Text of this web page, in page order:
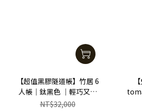
【超值黑膠隧道帳】竹居 6
人帳｜鈦黑色 ｜輕巧又好
搭好收
NT$32,000